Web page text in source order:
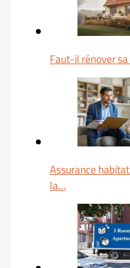
Faut-il rénover
Assurance
la…